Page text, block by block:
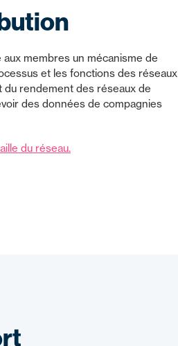
membres un mécanisme de
et les fonctions des réseaux
du rendement des réseaux de
des données de compagnies
du réseau.